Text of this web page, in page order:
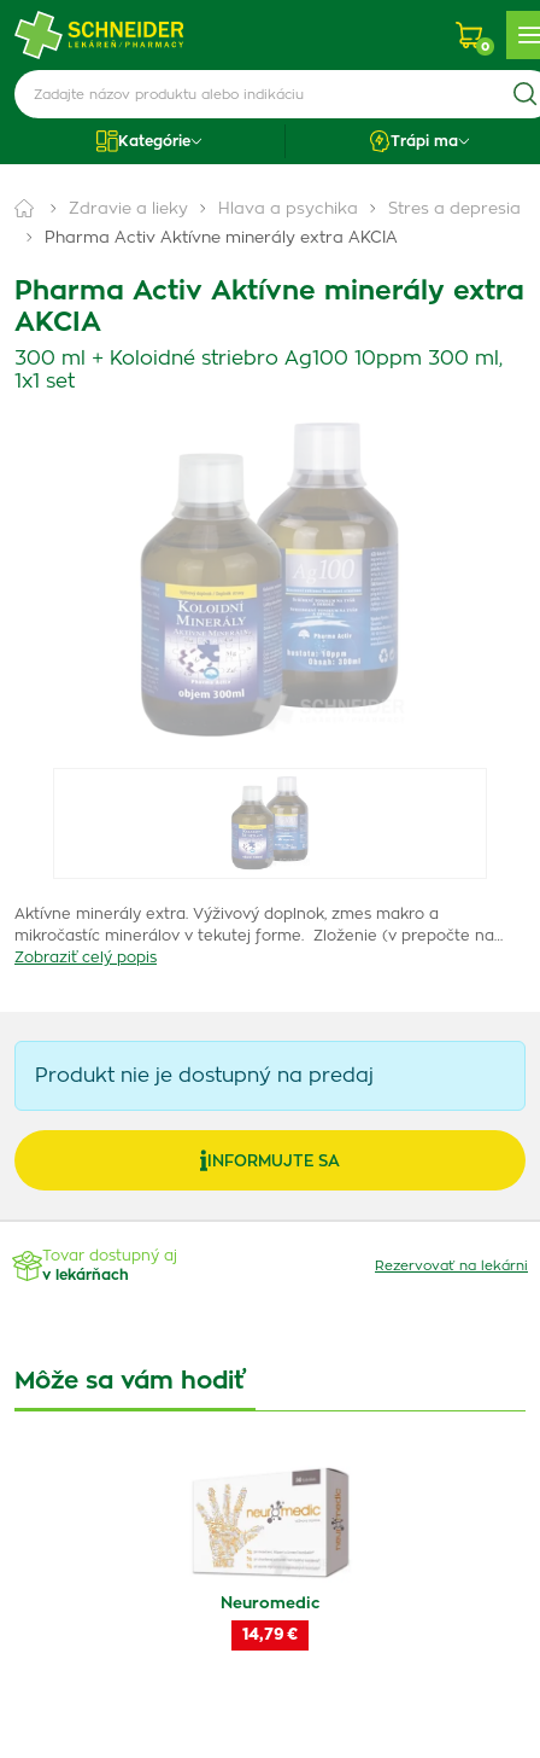
0
Kategórie Trápi ma
Zdravie a lieky Hlava a psychika
Stres a depresia
Pharma Activ Aktívne minerály extra AKCIA
Pharma Activ Aktívne minerály extra
AKCIA
300 ml + Koloidné striebro Ag100 10ppm 300 ml,
1x1 set
Aktívne minerály extra. Výživový doplnok, zmes makro a
mikročastíc minerálov v tekutej forme. Zloženie (v prepočte na…
Zobraziť celý popis
Produkt nie je dostupný na predaj
INFORMUJTE SA
Tovar dostupný aj
v lekárňach
Rezervovať na lekárni
Môže sa vám hodiť
Neuromedic
14,79 €